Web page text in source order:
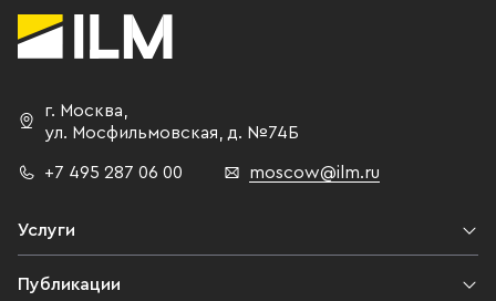
г. Москва
ул. Мосфильмовская,
д. №74Б
+7 495 287 06 00 moscow@ilm.ru
Услуги
Публикации